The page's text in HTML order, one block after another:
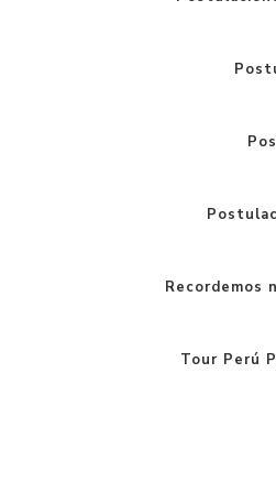
Recordemos
Tour Perú